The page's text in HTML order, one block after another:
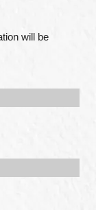
will be